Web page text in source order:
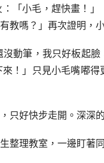
「小毛，趕快畫！
教嗎？」再次證明，
動筆，我只好板起
！」只見小毛嘴嘟
只好快步走開。深深
整理教室，一邊盯